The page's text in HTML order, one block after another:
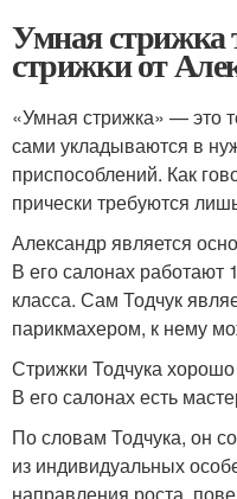
Умная стрижка
стрижки от
«Умная стрижка» — это
сами укладываются в
приспособлений. Как
прически требуются
Александр является
В его салонах
класса. Сам Тодчук
парикмахером, к нему
Стрижки Тодчука
В его салонах есть
По словам Тодчука, он
из индивидуальных